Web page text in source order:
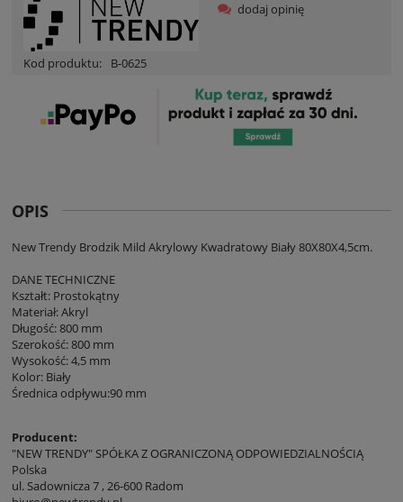
Kod produktu: B-0625
dodaj opinię
OPIS
New Trendy Brodzik Mild Akrylowy Kwadratowy Biały 80X80X4,5cm.
DANE TECHNICZNE
Kształt: Prostokątny
Materiał: Akryl
Długość: 800 mm
Szerokość: 800 mm
Wysokość: 4,5 mm
Kolor: Biały
Średnica odpływu:90 mm
Producent:
"NEW TRENDY" SPÓŁKA Z OGRANICZONĄ ODPOWIEDZIALNOŚCIĄ
Polska
ul. Sadownicza 7 , 26-600 Radom